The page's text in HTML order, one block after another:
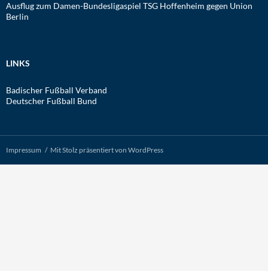
Ausflug zum Damen-Bundesligaspiel TSG Hoffenheim gegen Union
Berlin
LINKS
Badischer Fußball Verband
Deutscher Fußball Bund
Impressum Mit Stolz präsentiert von WordPress